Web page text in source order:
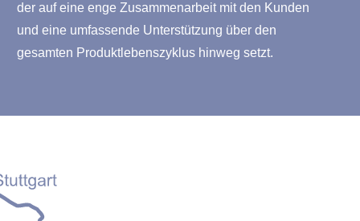
der auf eine enge Zusammenarbeit mit den Kunden
und eine umfassende Unterstützung über den
gesamten Produktlebenszyklus hinweg setzt.